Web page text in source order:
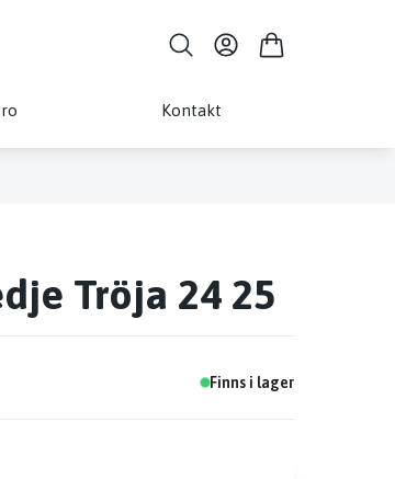
Kontakt
Tröja 24 25
Finns i lager